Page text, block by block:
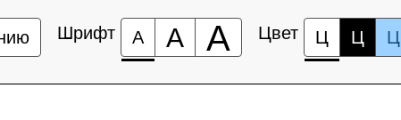
Шрифт А А А Цвет Ц Ц Ц